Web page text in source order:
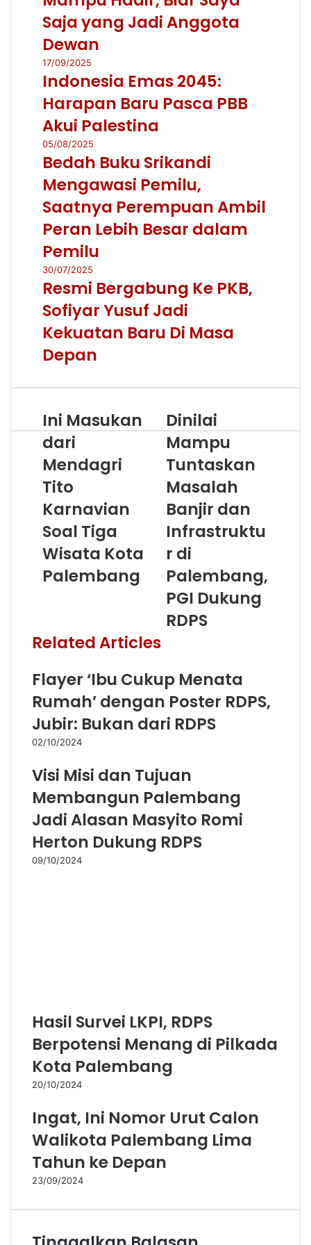
Saja yang Jadi Anggota
Dewan
17/09/2025
Indonesia Emas 2045:
Harapan Baru Pasca PBB
Akui Palestina
05/08/2025
Bedah Buku Srikandi
Mengawasi Pemilu,
Saatnya Perempuan Ambil
Peran Lebih Besar dalam
Pemilu
30/07/2025
Resmi Bergabung Ke PKB,
Sofiyar Yusuf Jadi
Kekuatan Baru Di Masa
Depan
Ini Masukan
dari
Mendagri
Tito
Karnavian
Soal Tiga
Wisata Kota
Palembang
Dinilai
Mampu
Tuntaskan
Masalah
Banjir dan
Infrastruktu
r di
Palembang,
PGI Dukung
RDPS
Related Articles
Flayer ‘Ibu Cukup Menata
Rumah’ dengan Poster RDPS,
Jubir: Bukan dari RDPS
02/10/2024
Visi Misi dan Tujuan
Membangun Palembang
Jadi Alasan Masyito Romi
Herton Dukung RDPS
09/10/2024
Walikota Palembang Lima
Tahun ke Depan
23/09/2024
Tinggalkan Balasan